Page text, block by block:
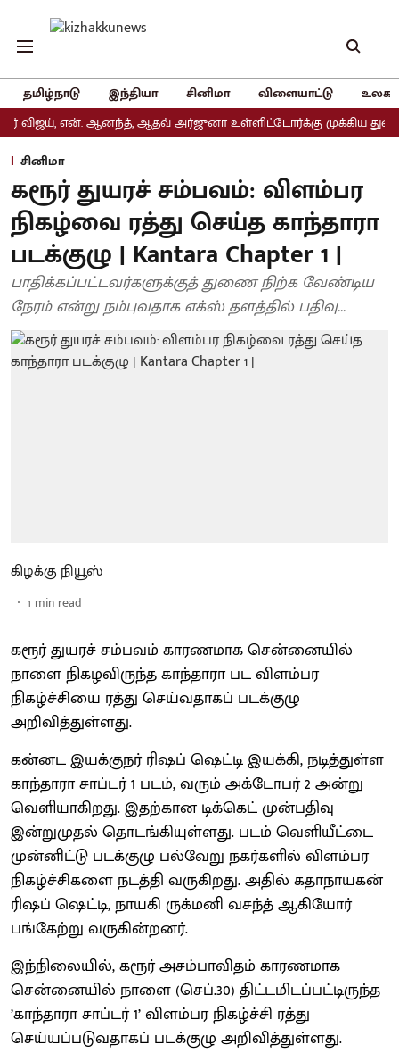
தமிழ்நாடு இந்தியா சினிமா விளையாட்டு
என். ஆனந்த், ஆதவ் அர்ஜுனா உள்ளிட்டோர்க்கு முக்கிய துறைகள்
சினிமா
கரூர் துயரச் சம்பவம்: விளம்பர
நிகழ்வை ரத்து செய்த காந்தாரா
படக்குழு | Kantara Chapter 1 |
பாதிக்கப்பட்டவர்களுக்குத் துணை நிற்க வேண்டிய
நேரம் என்று நம்புவதாக எக்ஸ் தளத்தில் பதிவு...
கிழக்கு நியூஸ்
1 min read
கரூர் துயரச் சம்பவம் காரணமாக சென்னையில்
நாளை நிகழவிருந்த காந்தாரா பட விளம்பர
நிகழ்ச்சியை ரத்து செய்வதாகப் படக்குழு
அறிவித்துள்ளது.
கன்னட இயக்குநர் ரிஷப் ஷெட்டி இயக்கி, நடித்துள்ள
காந்தாரா சாப்டர் 1 படம், வரும் அக்டோபர் 2 அன்று
வெளியாகிறது. இதற்கான டிக்கெட் முன்பதிவு
இன்றுமுதல் தொடங்கியுள்ளது. படம் வெளியீட்டை
முன்னிட்டு படக்குழு பல்வேறு நகர்களில் விளம்பர
நிகழ்ச்சிகளை நடத்தி வருகிறது. அதில் கதாநாயகன்
ரிஷப் ஷெட்டி, நாயகி ருக்மனி வசந்த் ஆகியோர்
பங்கேற்று வருகின்றனர்.
இந்நிலையில், கரூர் அசம்பாவிதம் காரணமாக
சென்னையில் நாளை (செப்.30) திட்டமிடப்பட்டிருந்த
’காந்தாரா சாப்டர் 1’ விளம்பர நிகழ்ச்சி ரத்து
செய்யப்படுவதாகப் படக்குழு அறிவித்துள்ளது.